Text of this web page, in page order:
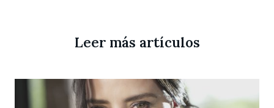
Leer más artículos